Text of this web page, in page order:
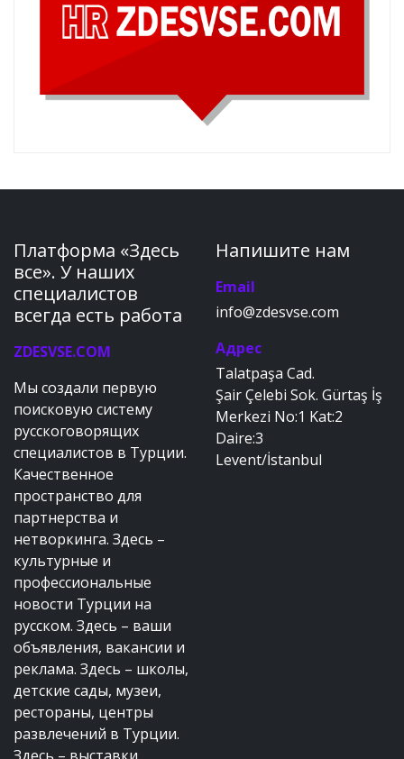
Платформа «Здесь
все». У наших
специалистов
всегда есть работа
ZDESVSE.COM
Мы создали первую
поисковую систему
русскоговорящих
специалистов в Турции.
Качественное
пространство для
партнерства и
нетворкинга. Здесь –
культурные и
профессиональные
новости Турции на
русском. Здесь – ваши
объявления, вакансии и
реклама. Здесь – школы,
детские сады, музеи,
рестораны, центры
развлечений в Турции.
Напишите нам
Email
info@zdesvse.com
Адрес
Talatpaşa Cad.
Şair Çelebi Sok. Gürtaş İş
Merkezi No:1 Kat:2
Daire:3
Levent/İstanbul